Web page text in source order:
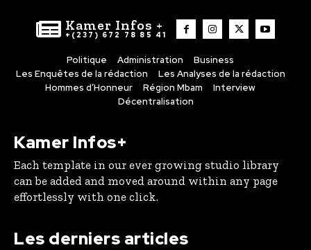
Kamer Infos +
+(237) 672 78 85 41
Politique Administration
Business
Les Enquêtes de la rédaction
Les Analyses de la rédaction
Hommes d’Honneur
Région Mbam
Interview
Décentralisation
Kamer Infos+
Each template in our ever growing studio library
can be added and moved around within any page
effortlessly with one click.
Les derniers articles